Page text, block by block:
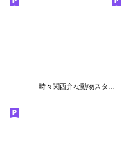
時々関西弁な動物スタンプ#ずっと使える